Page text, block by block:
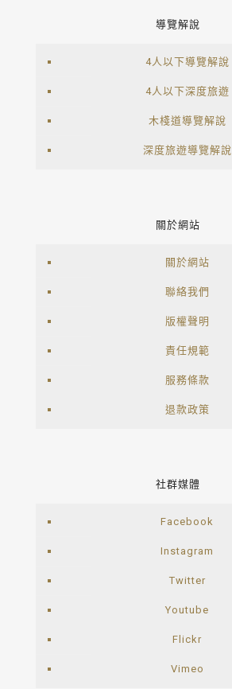
導覽解說
4人以下導覽解說
4人以下深度旅遊
木棧道導覽解說
深度旅遊導覽解說
關於網站
關於網站
聯絡我們
版權聲明
責任規範
服務條款
退款政策
社群媒體
Facebook
Instagram
Twitter
Youtube
Flickr
Vimeo